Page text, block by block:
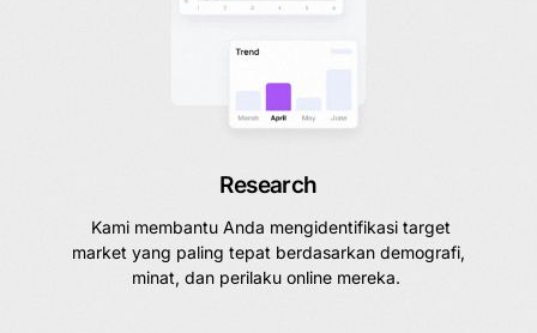
Research
Kami membantu Anda mengidentifikasi target
market yang paling tepat berdasarkan demografi,
minat, dan perilaku online mereka.